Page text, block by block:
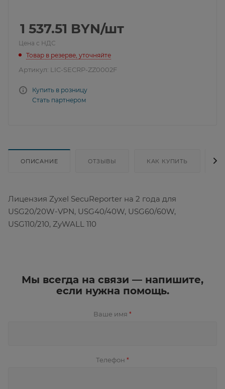
1 537.51 BYN/шт
Цена с НДС
Товар в резерве, уточняйте
Артикул: LIC-SECRP-ZZ0002F
Купить в розницу
Стать партнером
ОПИСАНИЕ ОТЗЫВЫ КАК КУПИТЬ
Лицензия Zyxel SecuReporter на 2 года для
USG20/20W-VPN, USG40/40W, USG60/60W,
USG110/210, ZyWALL 110
Мы всегда на связи — напишите,
если нужна помощь.
Ваше имя *
Телефон *